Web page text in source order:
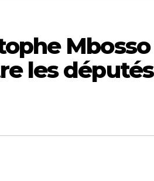
Mbosso
les députés